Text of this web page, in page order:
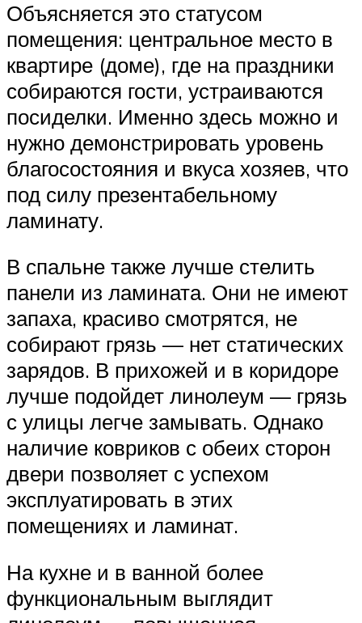
Объясняется это статусом
помещения: центральное место в
квартире (доме), где на праздники
собираются гости, устраиваются
посиделки. Именно здесь можно и
нужно демонстрировать уровень
благосостояния и вкуса хозяев, что
под силу презентабельному
ламинату.
В спальне также лучше стелить
панели из ламината. Они не имеют
запаха, красиво смотрятся, не
собирают грязь — нет статических
зарядов. В прихожей и в коридоре
лучше подойдет линолеум — грязь
с улицы легче замывать. Однако
наличие ковриков с обеих сторон
двери позволяет с успехом
эксплуатировать в этих
помещениях и ламинат.
На кухне и в ванной более
функциональным выглядит